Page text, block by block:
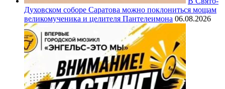
Духовском соборе Саратова можно поклониться мощам
великомученика и целителя Пантелеимона 06.08.2026